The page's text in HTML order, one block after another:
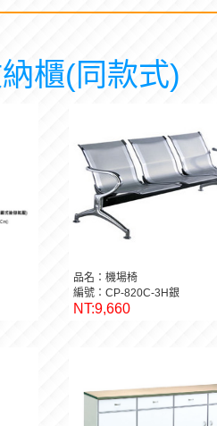
櫃(同款式)
品名：機場椅
編號：CP-820C-3H銀
NT:9,660